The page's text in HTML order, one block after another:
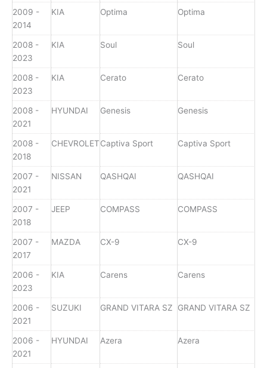
2009 -
2014
KIA Optima Optima
2008 -
2023
KIA Soul Soul
2008 -
2023
KIA Cerato Cerato
2008 -
2021
HYUNDAI Genesis Genesis
2008 -
2018
CHEVROLETCaptiva Sport Captiva Sport
2007 -
2021
NISSAN QASHQAI QASHQAI
2007 -
2018
JEEP COMPASS COMPASS
2007 -
2017
MAZDA CX-9 CX-9
2006 -
2023
KIA Carens Carens
2006 -
2021
SUZUKI GRAND VITARA SZ GRAND VITARA SZ
2006 -
2021
HYUNDAI Azera Azera